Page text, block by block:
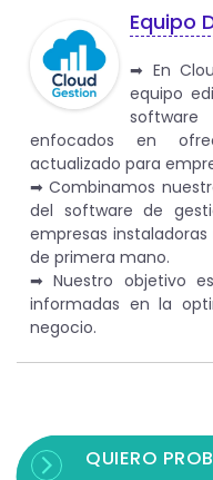
Equipo
➡︎ En
equipo
enfocados en
actualizado para
➡︎ Combinamos
del software de
empresas
de primera mano.
➡︎ Nuestro objetivo
informadas en la
negocio.
QUIERO